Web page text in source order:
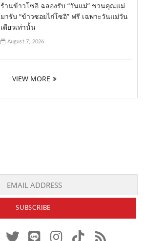
ร้านข้าวโซอิ ฉลองรับ “วันแม่” ชวนคุณแม่
มารับ “ข้าวซอยไก่โซอิ” ฟรี เฉพาะวันแม่วัน
เดียวเท่านั้น
August 7, 2026
VIEW MORE
x
r